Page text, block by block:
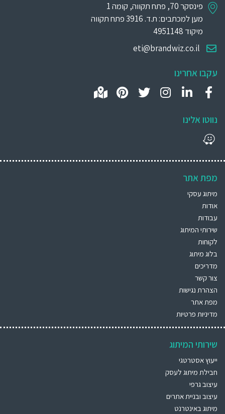
פינסקר 70, פתח תקווה, קומה 1
מען למכתבים: ת.ד. 3916 פתח תקווה
מיקוד 4951148
eti@brandwiz.co.il
עקבו אחרינו
נווטו אלינו
מפת אתר
מיתוג עסקי
אודות
עבודות
שירותי המיתוג
לקוחות
בלוג מיתוג
מדריכים
צור קשר
הצהרת נגישות
מפת אתר
מדיניות פרטיות
שירותי המיתוג
ייעוץ אסטרטגי
חבילת מיתוג לעסק
עיצוב גרפי
עיצוב ובניית אתרים
מיתוג באינטרנט